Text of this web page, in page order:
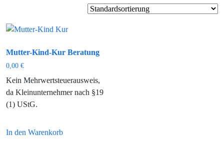
Mutter-Kind-Kur Beratung
0,00 €
Kein Mehrwertsteuerausweis,
da Kleinunternehmer nach §19
(1) UStG.
In den Warenkorb